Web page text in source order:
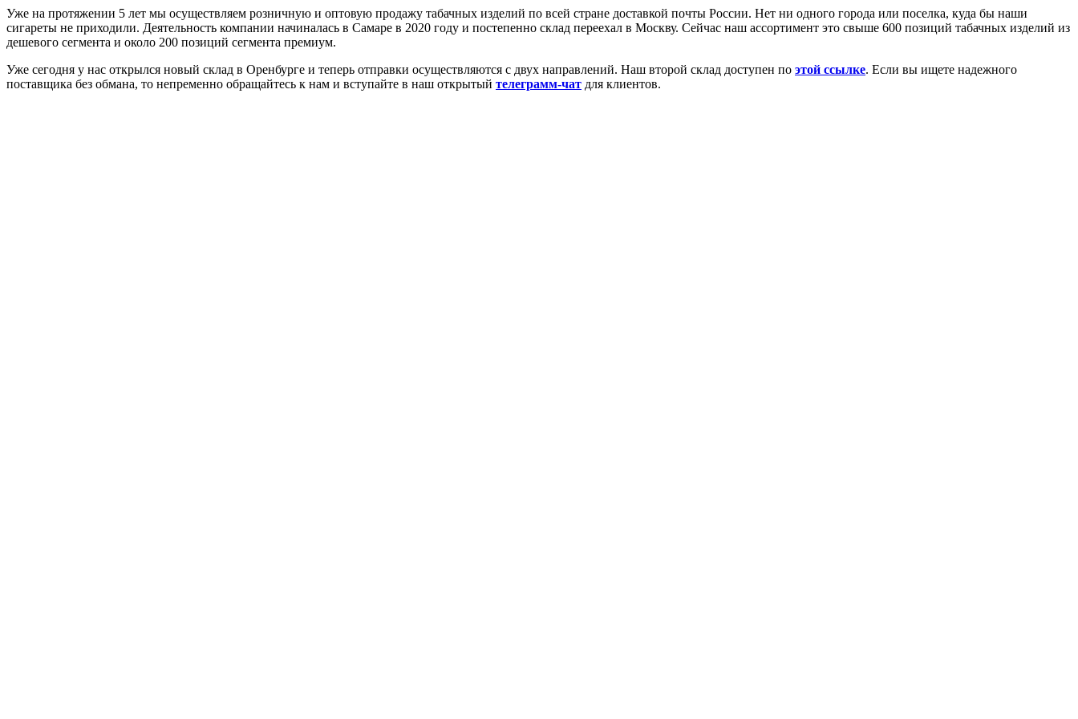
Уже на протяжении 5 лет мы осуществляем розничную и оптовую продажу табачных изделий по всей стране доставкой почты России. Нет ни одного города или поселка, куда бы наши
сигареты не приходили. Деятельность компании начиналась в Самаре в 2020 году и постепенно склад переехал в Москву. Сейчас наш ассортимент это свыше 600 позиций табачных изделий из
дешевого сегмента и около 200 позиций сегмента премиум.
Уже сегодня у нас открылся новый склад в Оренбурге и теперь отправки осуществляются с двух направлений. Наш второй склад доступен по этой ссылке. Если вы ищете надежного
поставщика без обмана, то непременно обращайтесь к нам и вступайте в наш открытый телеграмм-чат для клиентов.